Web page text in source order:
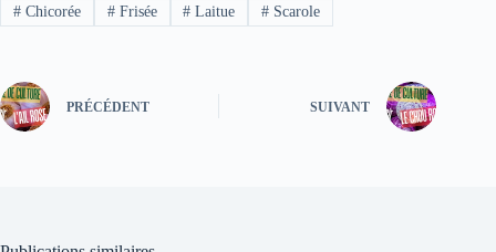
#Chicorée #Frisée # Laitue # Scarole
PRÉCÉDENT SUIVANT